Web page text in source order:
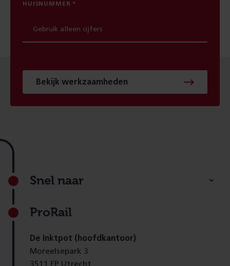
HUISNUMMER
Bekijk werkzaamheden
Footer
Snel naar
ProRail
De Inktpot (hoofdkantoor)
Moreelsepark 3
3511 EP Utrecht